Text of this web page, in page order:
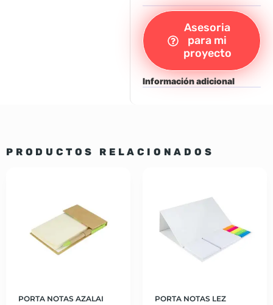
Asesoria
para mi
proyecto
Información adicional
PRODUCTOS RELACIONADOS
PORTA NOTAS AZALAI PORTA NOTAS LEZ